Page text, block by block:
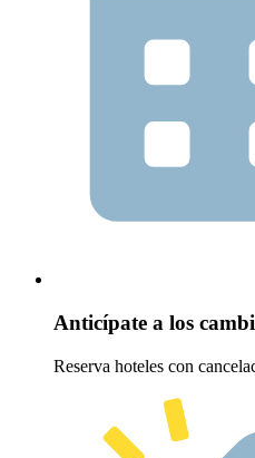
Anticípate a los
Reserva hoteles con